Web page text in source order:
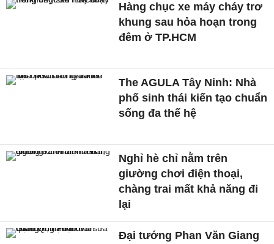
Hàng chục xe máy cháy trơ
khung sau hỏa hoạn trong
đêm ở TP.HCM
The AGULA Tây Ninh: Nhà
phố sinh thái kiến tạo chuẩn
sống đa thế hệ
Nghỉ hè chỉ nằm trên
giường chơi điện thoại,
chàng trai mất khả năng đi
lại
Đại tướng Phan Văn Giang